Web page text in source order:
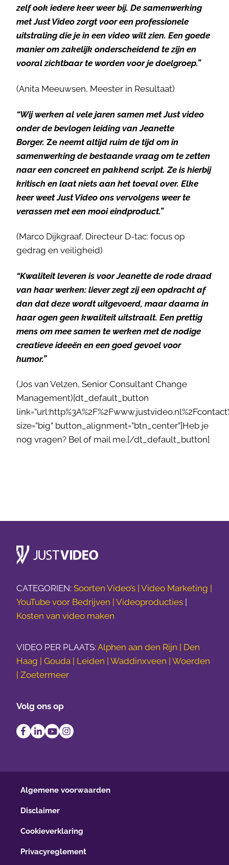
zelf ook iedere keer weer bij. De samenwerking
met Just Video zorgt voor een professionele
uitstraling die je in een video wilt zien. Een goede
manier om zakelijk onderscheidend te zijn en
vooral zichtbaar te worden voor je doelgroep.”
(Anita Meeuwsen, Meester in Resultaat)
“Wij werken al vele jaren samen met Just video
onder de bevlogen leiding van Jeanette
Borger. Ze neemt altijd ruim de tijd om in
samenwerking de bestaande vraag om te zetten
naar een concreet en pakkend script. Ze is hierbij
kritisch en laat niets aan het toeval over. Elke
keer weet Just Video ons vervolgens weer te
verassen met een mooi eindproduct.”
(Marco Dijkgraaf, Directeur D-tac: focus op
gedrag en veiligheid)
“Kwaliteit leveren is voor Jeanette de rode draad
van haar werken: liever zegt zij een opdracht af
dan dat deze wordt uitgevoerd, maar daarna in
haar ogen geen kwaliteit uitstraalt. Een prettig
mens om mee samen te werken met de nodige
creatieve ideeën en een goed gevoel voor
humor.”
(Jos van Velzen, Senior Consultant Change
Management)[dt_default_button
size=”big” button_alignment=”btn_center”]Heb je
nog vragen? Bel of mail me.[/dt_default_button]
CATEGORIEN: Soorten Video’s | Video Marketing |
YouTube voor Bedrijven | Videoproducties |
Kosten van video maken
VIDEO PER PLAATS: Alphen aan den Rijn | Den
Haag | Gouda | Leiden | Waddinxveen | Woerden
| Zoetermeer
Volg ons op
Algemene voorwaarden
Disclaimer
Cookieverklaring
Privacyreglement